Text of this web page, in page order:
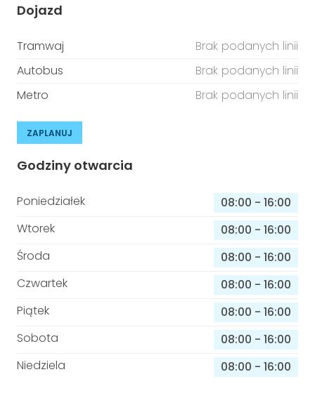
Dojazd
Tramwaj
Brak podanych linii
Autobus
Brak podanych linii
Metro
Brak podanych linii
ZAPLANUJ
Godziny otwarcia
Poniedziałek 08:00 - 16:00
Wtorek
08:00 - 16:00
Środa
08:00 - 16:00
Czwartek
08:00 - 16:00
Piątek
08:00 - 16:00
Sobota
08:00 - 16:00
Niedziela
08:00 - 16:00